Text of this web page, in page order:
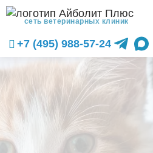
сеть ветеринарных клиник
+7 (495) 988-57-24